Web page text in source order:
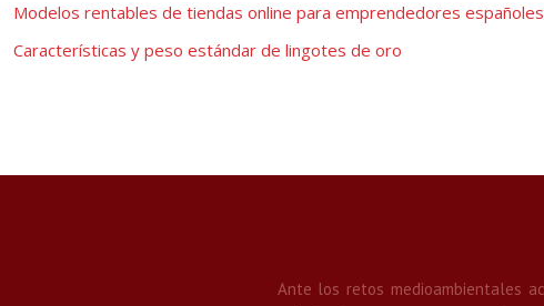
Modelos rentables de tiendas online para emprendedores españoles
Características y peso estándar de lingotes de oro
Ante los retos medioambientales